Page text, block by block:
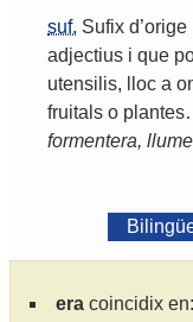
suf. Sufix d’orige
adjectius i que
utensilis, lloc a
fruitals o plantes
formentera,
era coincidix en: